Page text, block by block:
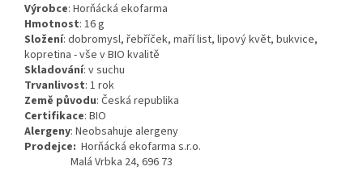
Výrobce: Horňácká ekofarma
Hmotnost: 16g
Složení: dobromysl, řebříček, maří list, lipový květ, bukvice,
kopretina - vše v BIO kvalitě
Skladování: v suchu
Trvanlivost: 1 rok
Země původu: Česká republika
Certifikace: BIO
Alergeny: Neobsahuje alergeny
Prodejce: Horňácká ekofarma s.r.o.
Malá Vrbka 24, 696 73